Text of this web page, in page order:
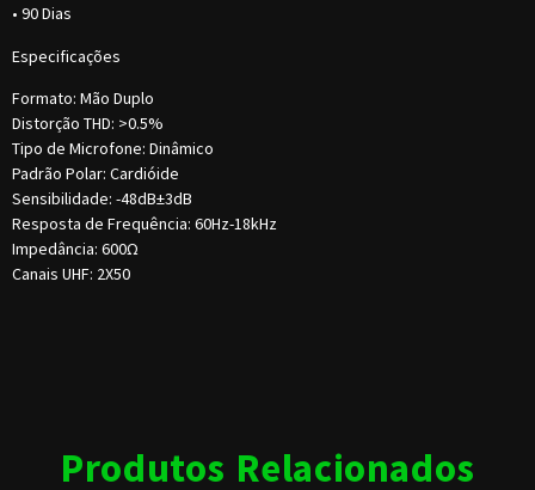
• 90 Dias
Especificações
Formato: Mão Duplo
Distorção THD: >0.5%
Tipo de Microfone: Dinâmico
Padrão Polar: Cardióide
Sensibilidade: -48dB±3dB
Resposta de Frequência: 60Hz-18kHz
Impedância: 600Ω
Canais UHF: 2X50
Produtos Relacionados